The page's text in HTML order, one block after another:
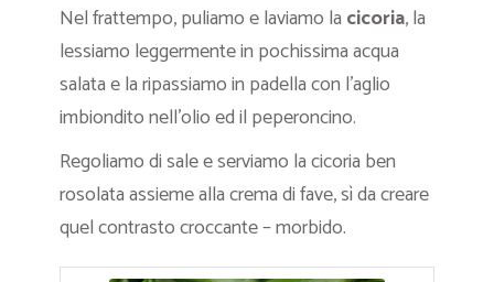
Nel frattempo, puliamo e laviamo la cicoria, la
lessiamo leggermente in pochissima acqua
salata e la ripassiamo in padella con l’aglio
imbiondito nell’olio ed il peperoncino.
Regoliamo di sale e serviamo la cicoria ben
rosolata assieme alla crema di fave, sì da creare
quel contrasto croccante – morbido.